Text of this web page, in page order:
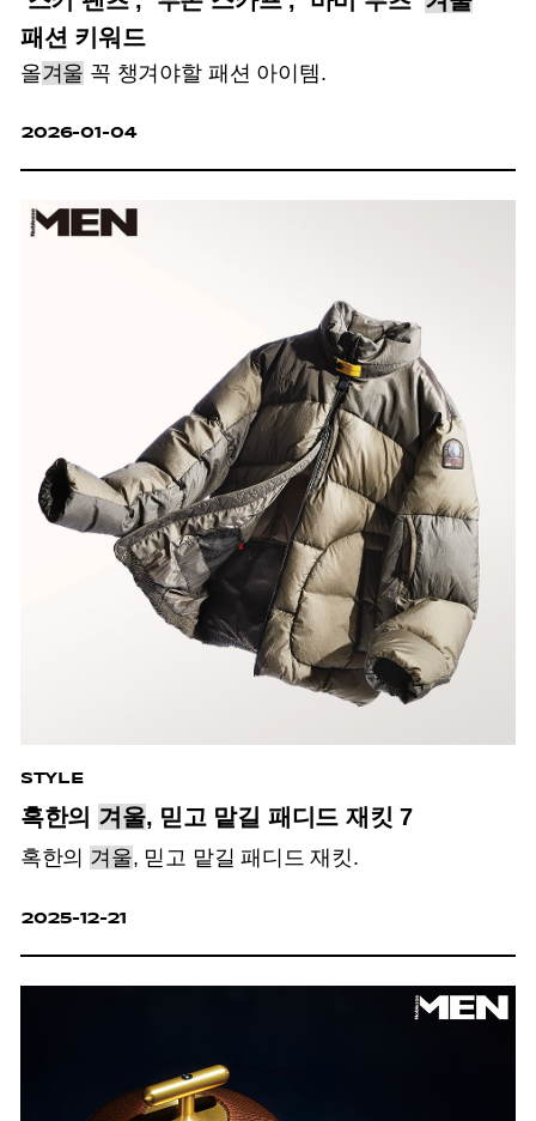
패션 키워드
올겨울 꼭 챙겨야할 패션 아이템.
2026-01-04
STYLE
혹한의 겨울, 믿고 맡길 패디드 재킷 7
혹한의 겨울, 믿고 맡길 패디드 재킷.
2025-12-21